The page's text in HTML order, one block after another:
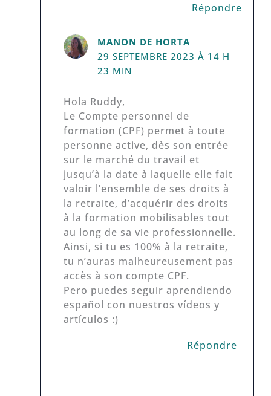
Répondre
MANON DE HORTA
29 SEPTEMBRE 2023 À 14 H
23 MIN
Hola Ruddy,
Le Compte personnel de
formation (CPF) permet à toute
personne active, dès son entrée
sur le marché du travail et
jusqu’à la date à laquelle elle fait
valoir l’ensemble de ses droits à
la retraite, d’acquérir des droits
à la formation mobilisables tout
au long de sa vie professionnelle.
Ainsi, si tu es 100% à la retraite,
tu n’auras malheureusement pas
accès à son compte CPF.
Pero puedes seguir aprendiendo
español con nuestros vídeos y
artículos :)
Répondre